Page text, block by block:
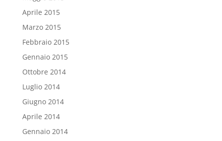
Aprile 2015
Marzo 2015
Febbraio 2015
Gennaio 2015
Ottobre 2014
Luglio 2014
Giugno 2014
Aprile 2014
Gennaio 2014